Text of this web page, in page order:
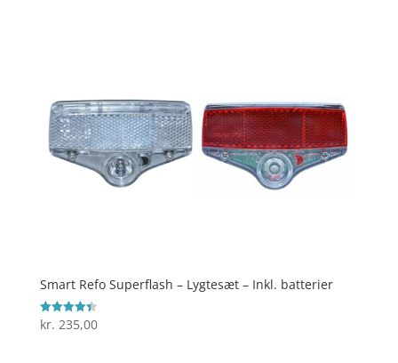
Smart Refo Superflash – Lygtesæt – Inkl. batterier
Vurderet
4.4
kr. 235,00